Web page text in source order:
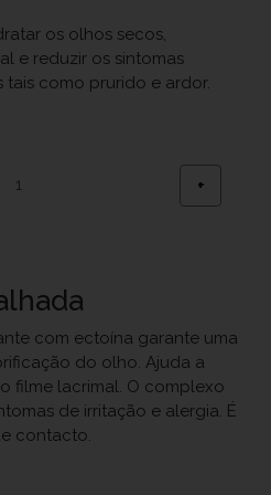
os olhos secos,
e reduzir os sintomas
como prurido e ardor.
+
com ectoína garante uma
do olho. Ajuda a
filme lacrimal. O complexo
de irritação e alergia. É
contacto.